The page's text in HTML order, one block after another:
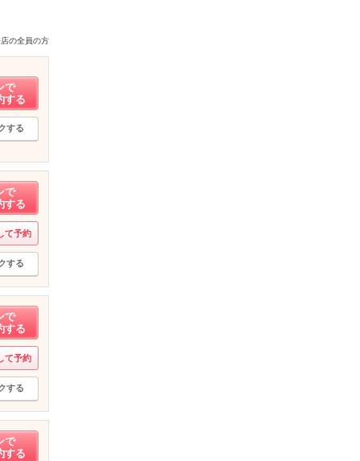
の全員の方
で
する
する
で
する
て予約
する
で
する
て予約
する
で
する